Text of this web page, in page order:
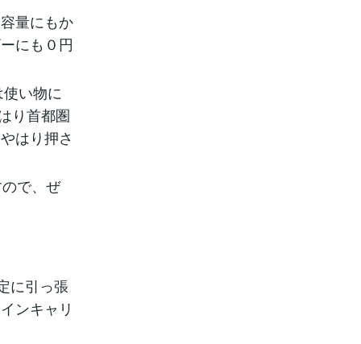
量にもか
にも０円
い物に
り首都圏
はり押さ
で、ぜ
に引っ張
ンキャリ